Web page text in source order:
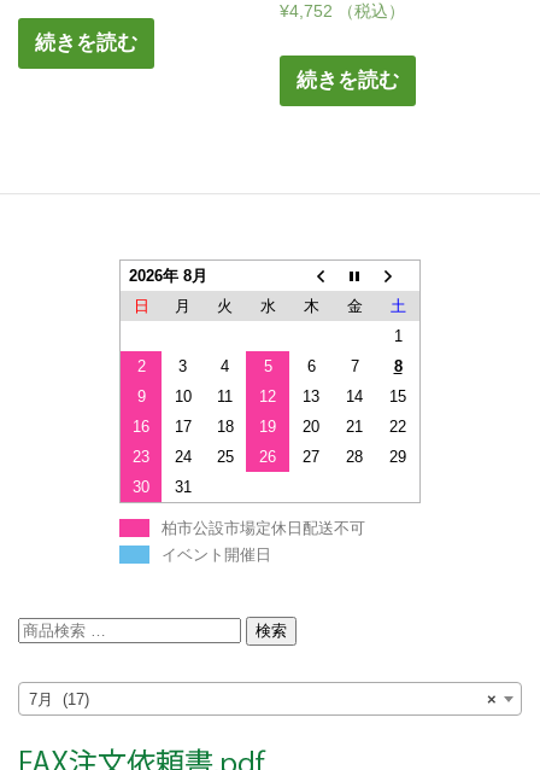
続きを読む
¥4,752 （税込）
続きを読む
2026年 8月
日
月 火 水 木 金
土
1
2
3 4 5 6 7
8
9
10 11 12 13 14
15
16
17 18 19 20 21
22
23
24 25 26 27 28
29
30
31
柏市公設市場定休日配送不可
イベント開催日
検
対
象:
検索
×
7月 (17)